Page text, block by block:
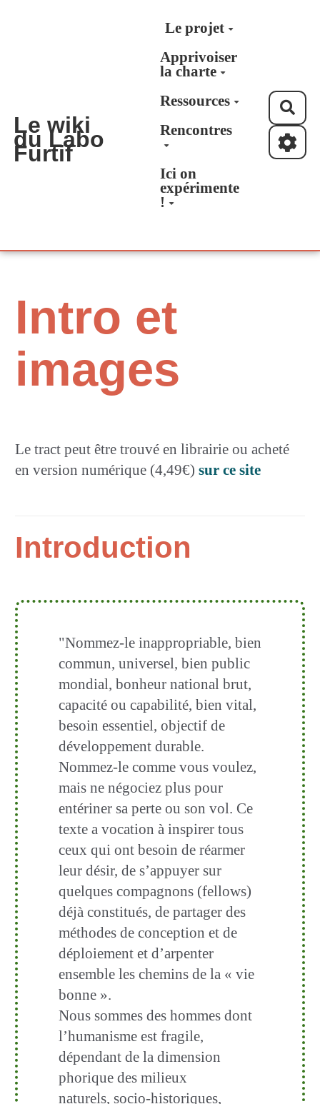
Aller au contenu principal
Le wiki
du Labo
Furtif
Le projet
Apprivoiser
la charte
Ressources
Rencontres
Ici on
expérimente
!
Intro et
images
Le tract peut être trouvé en librairie ou acheté
en version numérique (4,49€) sur ce site
Introduction
"Nommez-le inappropriable, bien
commun, universel, bien public
mondial, bonheur national brut,
capacité ou capabilité, bien vital,
besoin essentiel, objectif de
développement durable.
Nommez-le comme vous voulez,
mais ne négociez plus pour
entériner sa perte ou son vol. Ce
texte a vocation à inspirer tous
ceux qui ont besoin de réarmer
leur désir, de s’appuyer sur
quelques compagnons (fellows)
déjà constitués, de partager des
méthodes de conception et de
déploiement et d’arpenter
ensemble les chemins de la « vie
bonne ».
Nous sommes des hommes dont
l’humanisme est fragile,
dépendant de la dimension
phorique des milieux
naturels, socio-historiques,